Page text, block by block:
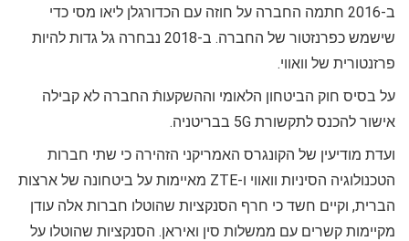
ב-2016 חתמה החברה על חוזה עם הכדורגלן ליאו מסי כדי
שישמש כפרנזטור של החברה. ב-2018 נבחרה גל גדות להיות
פרזנטורית של וואווי.
על בסיס חוק הביטחון הלאומי וההשקעותֿ החברה לא קבילה
אישור להכנס לתקשורת 5G בבריטניה.
ועדת מודיעין של הקונגרס האמריקני הזהירה כי שתי חברות
הטכנולוגיה הסיניות וואווי ו-ZTE מאיימות על ביטחונה של ארצות
הברית, וקיים חשד כי חרף הסנקציות שהוטלו חברות אלה עודן
מקיימות קשרים עם ממשלות סין ואיראן. הסנקציות שהוטלו על